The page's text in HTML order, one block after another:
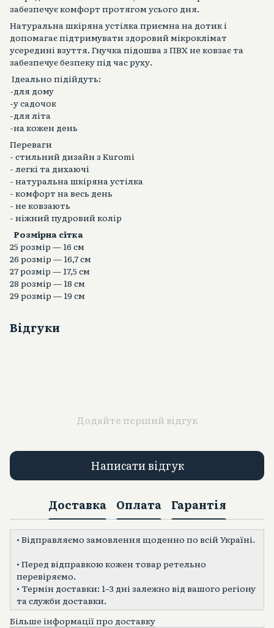
забезпечує комфорт протягом усього дня.
Натуральна шкіряна устілка приємна на дотик і
допомагає підтримувати здоровий мікроклімат
усередині взуття. Гнучка підошва з ПВХ не ковзає та
забезпечує безпеку під час руху.
Ідеально підійдуть:
-для дому
-у садочок
-для літа
-на кожен день
Переваги
- стильний дизайн з Kuromi
- легкі та дихаючі
- натуральна шкіряна устілка
- комфорт на весь день
- не ковзають
- ніжний пудровий колір
Розмірна сітка
25 розмір — 16 см
26 розмір — 16,7 см
27 розмір — 17,5 см
28 розмір — 18 см
29 розмір — 19 см
Відгуки
Додайте перший відгук
Написати відгук
Доставка Оплата Гарантія
• Відправляємо замовлення щоденно по всій Україні.
• Перед відправкою кожен товар ретельно
перевіряємо.
• Термін доставки: 1–3 дні залежно від вашого регіону
та служби доставки.
Більше інформації про доставку